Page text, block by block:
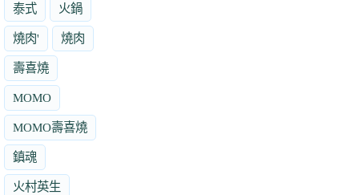
泰式 火鍋
燒肉' 燒肉
壽喜燒
MOMO
MOMO壽喜燒
鎮魂
火村英生